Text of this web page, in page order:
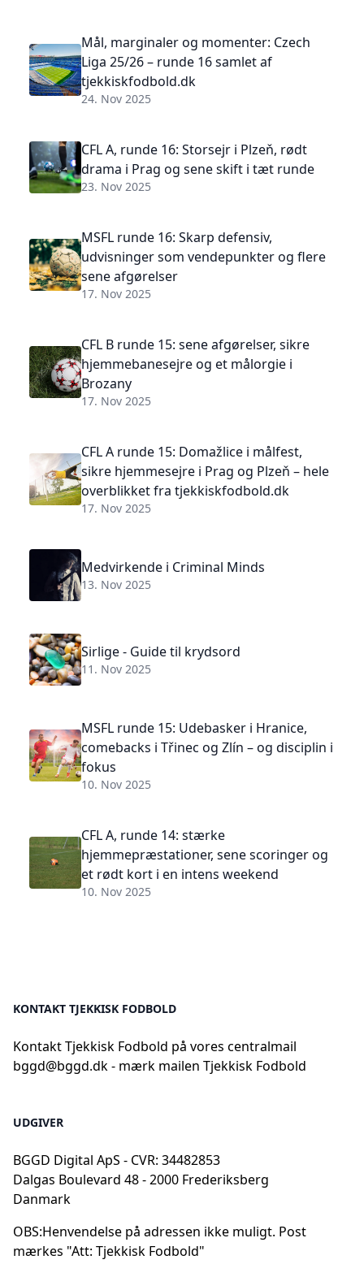
Mål, marginaler og momenter: Czech
Liga 25/26 – runde 16 samlet af
tjekkiskfodbold.dk
24. Nov 2025
CFL A, runde 16: Storsejr i Plzeň, rødt
drama i Prag og sene skift i tæt runde
23. Nov 2025
MSFL runde 16: Skarp defensiv,
udvisninger som vendepunkter og flere
sene afgørelser
17. Nov 2025
CFL B runde 15: sene afgørelser, sikre
hjemmebanesejre og et målorgie i
Brozany
17. Nov 2025
CFL A runde 15: Domažlice i målfest,
sikre hjemmesejre i Prag og Plzeň – hele
overblikket fra tjekkiskfodbold.dk
17. Nov 2025
Medvirkende i Criminal Minds
13. Nov 2025
Sirlige - Guide til krydsord
11. Nov 2025
MSFL runde 15: Udebasker i Hranice,
comebacks i Třinec og Zlín – og disciplin i
fokus
10. Nov 2025
CFL A, runde 14: stærke
hjemmepræstationer, sene scoringer og
et rødt kort i en intens weekend
10. Nov 2025
KONTAKT TJEKKISK FODBOLD
Kontakt Tjekkisk Fodbold på vores centralmail
bggd@bggd.dk- mærk mailen Tjekkisk Fodbold
UDGIVER
BGGD Digital ApS - CVR: 34482853
Dalgas Boulevard 48 - 2000 Frederiksberg
Danmark
OBS:Henvendelse på adressen ikke muligt. Post
mærkes "Att: Tjekkisk Fodbold"